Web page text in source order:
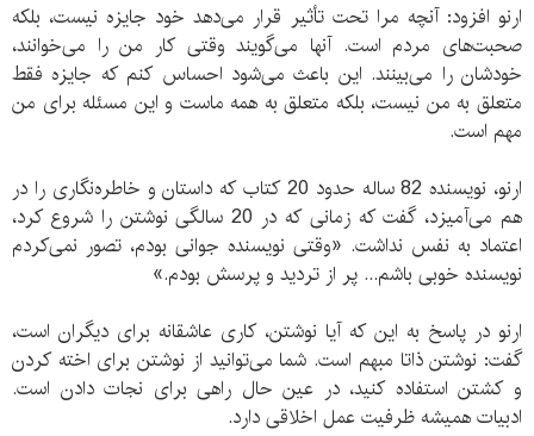
ارنو افزود: آنچه مرا تحت تأثیر قرار می‌دهد خود جایزه نیست، بلکه
صحبت‌‌های مردم است. آنها می‌گویند وقتی کار من را می‌خوانند،
خودشان را می‌بینند. این باعث می‌شود احساس کنم که جایزه فقط
متعلق به من نیست، بلکه متعلق به همه ماست و این مسئله برای من
مهم است.
ارنو، نویسنده 82 ساله حدود 20 کتاب که داستان و خاطره‌نگاری را در
هم می‌آمیزد، گفت که زمانی که در 20 سالگی نوشتن را شروع کرد،
اعتماد به نفس نداشت. «وقتی نویسنده جوانی بودم، تصور نمی‌کردم
نویسنده خوبی باشم... پر از تردید و پرسش بودم.»
ارنو در پاسخ به این که آیا نوشتن، کاری عاشقانه برای دیگران است،
گفت: نوشتن ذاتا مبهم است. شما می‌توانید از نوشتن برای اخته کردن
و کشتن استفاده کنید، در عین حال راهی برای نجات دادن است.
ادبیات همیشه ظرفیت عمل اخلاقی دارد.